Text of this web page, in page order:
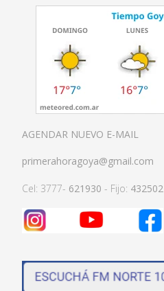
AGENDAR NUEVO E-MAIL
primerahoragoya@gmail.com
Cel: 3777- 621930 - Fijo: 432502